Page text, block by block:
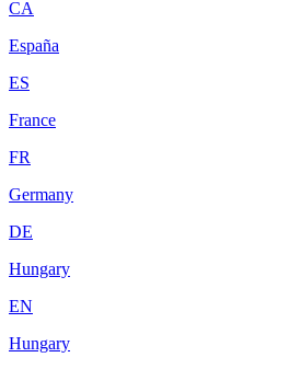
CA
España
ES
France
FR
Germany
DE
Hungary
EN
Hungary